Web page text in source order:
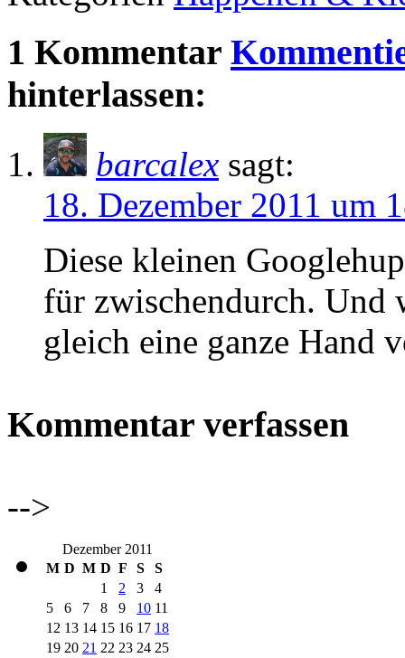
1 Kommentar
hinterlassen:
barcalex sagt:
18. Dezember 2011 um
Diese kleinen
für zwischendurch. Und
gleich eine ganze Hand
Kommentar verfassen
-->
Dezember 2011
M D M D F S S
1 2 3
4
5
6 7 8 9 10 11
12 13 14 15 16 17 18
19 20 21 22 23 24 25